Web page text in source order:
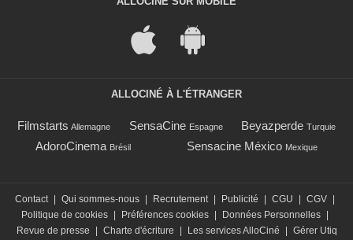
ALLOCINÉ À L'ÉTRANGER
Filmstarts Allemagne SensaCine Espagne Beyazperde Turquie
AdoroCinema Brésil Sensacine México Mexique
Contact | Qui sommes-nous | Recrutement | Publicité | CGU | CGV |
Politique de cookies | Préférences cookies | Données Personnelles |
Revue de presse
| Charte d'écriture | Les services AlloCiné | Gérer Utiq